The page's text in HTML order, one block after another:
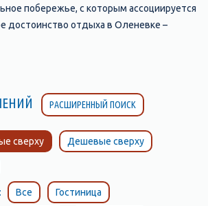
побережье, с которым ассоциируется
достоинство отдыха в Оленевке –
и удаленность от крупных городов.
и прозрачной водой. Температура
августе - +24-26 градусов. Воздух
Возле поселка находится
Сары-Голь лечебная рапа и грязь
компоненты, что позволяет
лечением. Большая
РАСШИРЕННЫЙ ПОИСК
сверху Дешевые сверху
Все Гостиница